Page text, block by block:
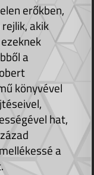
erőkben,
akik
a
könyvével
hat,
a